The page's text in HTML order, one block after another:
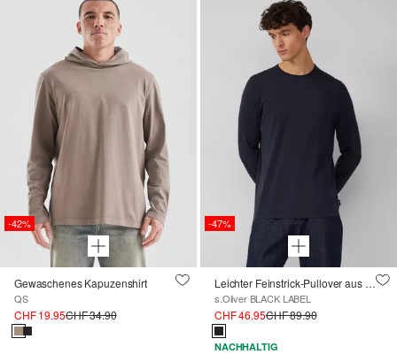
-42%
Gewaschenes Kapuzenshirt
QS
CHF 19.95CHF 34.90
-47%
Leichter Feinstrick-Pullover aus reiner Baumwolle
s.Oliver BLACK LABEL
CHF 46.95CHF 89.90
NACHHALTIG